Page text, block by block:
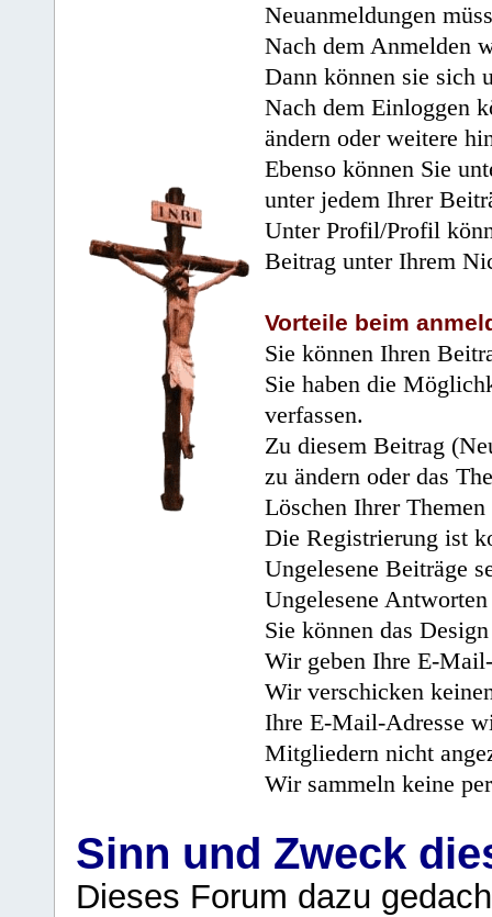
Neuanmeldungen
Nach dem Anmelden
Dann können sie sich
Nach dem Einloggen
ändern oder weitere
Ebenso können Sie
unter jedem Ihrer
Unter Profil/Profil
Beitrag unter Ihrem
Vorteile beim
Sie können Ihren
Sie haben die
verfassen.
Zu diesem Beitrag
zu ändern oder das
Löschen Ihrer
Die Registrierung ist
Ungelesene Beiträge
Ungelesene
Sie können das
Wir geben Ihre E-
Wir verschicken
Ihre E-Mail-Adresse
Mitgliedern nicht
Wir sammeln keine
Sinn und Zweck
Dieses Forum dazu